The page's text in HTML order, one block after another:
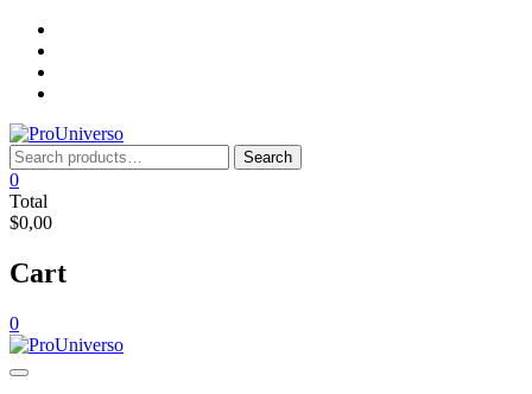
Saltar
contenido
deseos
Search
for:
Search
0
Total
$0,00
Cart
0